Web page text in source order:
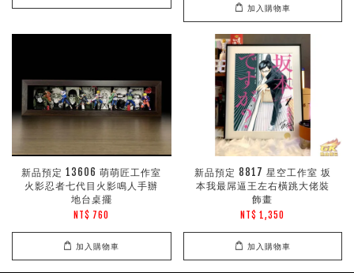
加入購物車
新品預定 13606 萌萌匠工作室
火影忍者七代目火影鳴人手辦
地台桌擺
NT$ 760
加入購物車
新品預定 8817 星空工作室 坂
本我最屌逼王左右橫跳大佬裝
飾畫
NT$ 1,350
加入購物車